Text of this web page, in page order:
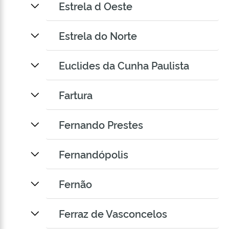
Estrela d Oeste
Estrela do Norte
Euclides da Cunha Paulista
Fartura
Fernando Prestes
Fernandópolis
Fernão
Ferraz de Vasconcelos